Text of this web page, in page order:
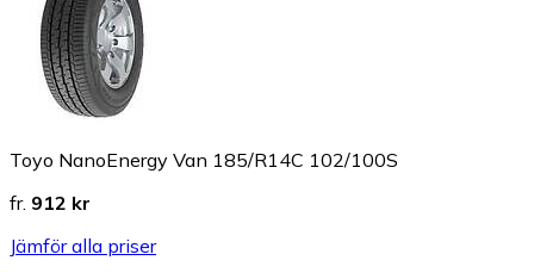
Toyo NanoEnergy Van 185/R14C 102/100S
fr. 912 kr
Jämför alla priser